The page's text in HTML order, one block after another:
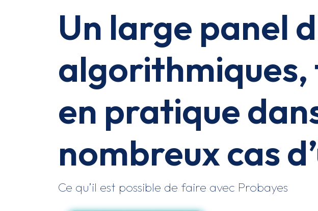
Un large panel
algorithmiques,
en pratique
nombreux cas
Ce qu’il est possible de faire avec Probayes